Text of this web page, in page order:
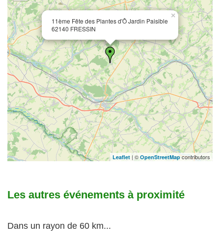
11ème Fête des Plantes d'Ô Jardin Paisible
62140 FRESSIN
×
Leaflet | © OpenStreetMapcontributors
Les autres événements à proximité
Dans un rayon de 60 km...